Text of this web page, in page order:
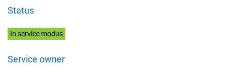
Status
In service modus
Service owner